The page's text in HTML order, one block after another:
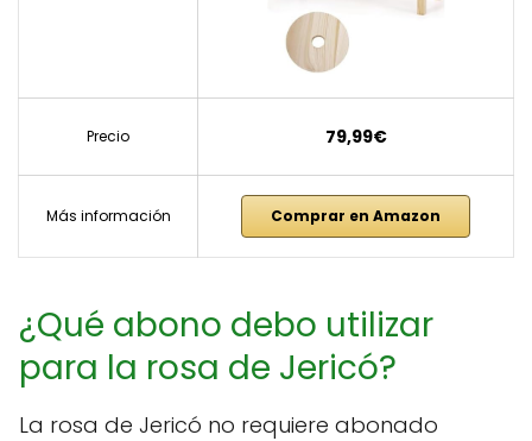
Precio 79,99€
Más información Comprar en Amazon
¿Qué abono debo utilizar
para la rosa de Jericó?
La rosa de Jericó no requiere abonado